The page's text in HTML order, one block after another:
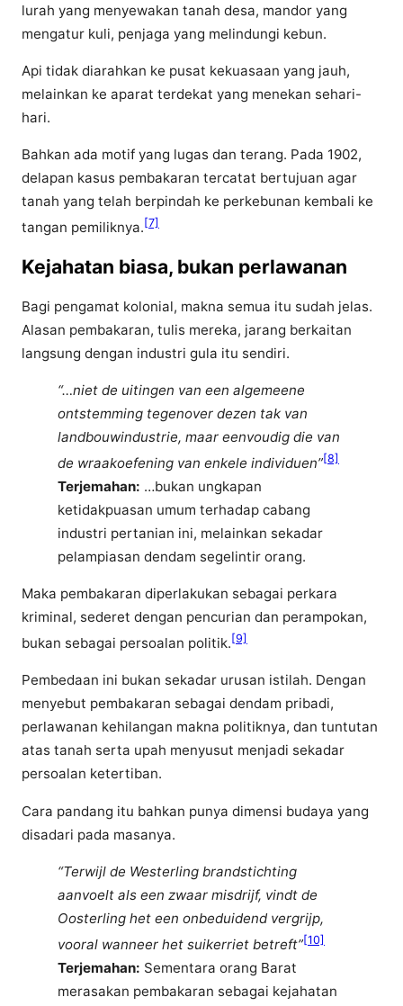
lurah yang menyewakan tanah desa, mandor yang
mengatur kuli, penjaga yang melindungi kebun.
Api tidak diarahkan ke pusat kekuasaan yang jauh,
melainkan ke aparat terdekat yang menekan sehari-
hari.
Bahkan ada motif yang lugas dan terang. Pada 1902,
delapan kasus pembakaran tercatat bertujuan agar
tanah yang telah berpindah ke perkebunan kembali ke
tangan pemiliknya. [7]
Kejahatan biasa, bukan perlawanan
Bagi pengamat kolonial, makna semua itu sudah jelas.
Alasan pembakaran, tulis mereka, jarang berkaitan
langsung dengan industri gula itu sendiri.
“…niet de uitingen van een algemeene
ontstemming tegenover dezen tak van
landbouwindustrie, maar eenvoudig die van
de wraakoefening van enkele individuen”[8]
Terjemahan: …bukan ungkapan
ketidakpuasan umum terhadap cabang
industri pertanian ini, melainkan sekadar
pelampiasan dendam segelintir orang.
Maka pembakaran diperlakukan sebagai perkara
kriminal, sederet dengan pencurian dan perampokan,
bukan sebagai persoalan politik. [9]
Pembedaan ini bukan sekadar urusan istilah. Dengan
menyebut pembakaran sebagai dendam pribadi,
perlawanan kehilangan makna politiknya, dan tuntutan
atas tanah serta upah menyusut menjadi sekadar
persoalan ketertiban.
Cara pandang itu bahkan punya dimensi budaya yang
disadari pada masanya.
“Terwijl de Westerling brandstichting
aanvoelt als een zwaar misdrijf, vindt de
Oosterling het een onbeduidend vergrijp,
vooral wanneer het suikerriet betreft”[10]
Terjemahan: Sementara orang Barat
merasakan pembakaran sebagai kejahatan